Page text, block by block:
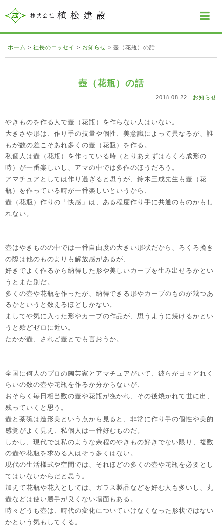
ホーム >社長のエッセイ > お知らせ >壺（花瓶）の話
壺（花瓶）の話
2018.08.22 お知らせ
やきものを作る人で壺（花瓶）を作らない人はいない。
大きさや形は、作り手の技量や個性、美意識によって異なるが、誰
もが数の差こそあれ多くの壺（花瓶）を作る。
私個人は壺（花瓶）を作っている時（とりあえずはろくろ成形の
時）が一番楽しいし、アマの中では多作のほうだろう。
アマチュアとしては作り過ぎると思うが、鈴木三成先生も壺（花
瓶）を作っている時が一番楽しいというから、
壺（花瓶）作りの「快感」は、ある程度作り手に共通のものかもし
れない。
壺はやきものの中では一番自由度の大きい形状だから、ろくろ挽き
の際は他のものよりも解放感があるが、
好きでよく作るから納得した形や美しいカーブを生み出せるかとい
うとまた別だ。
多くの壺や花瓶を作ったが、納得できる形やカーブのものが幾つあ
るかというと数えるほどしかない。
ましてや気に入った形やカーブの作品が、思うように焼けるかとい
うと殆どゼロに近い。
たかが壺、されど壺とでも言おうか。
全国に何人のプロの陶芸家とアマチュアがいて、彼らが日々どれく
らいの数の壺や花瓶を作るか分からないが、
おそらく毎日相当数の壺や花瓶が挽かれ、その後焼かれて世に出、
残っていくと思う。
壺と茶碗は造形美という点から見ると、非常に作り手の個性や美的
感覚がよく見え、私個人は一番好むものだ。
しかし、現代では私のような余程のやきもの好きでない限り、複数
の壺や花瓶を求める人はそう多くはない。
現代の生活様式や空間では、それほどの多くの壺や花瓶を必要とし
てはいないからだと思う。
加えて花瓶や花入としては、ガラス製品などを好む人も多いし、丸
壺などは使い勝手が良くない場面もある。
時々どうも壺は、時代の変化についていけなくなった形状ではない
かという気もしてくる。